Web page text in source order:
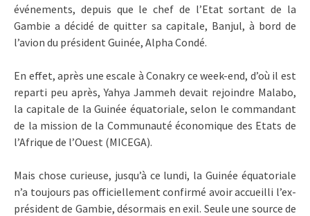
événements, depuis que le chef de l’Etat sortant de la
Gambie a décidé de quitter sa capitale, Banjul, à bord de
l’avion du président Guinée, Alpha Condé.
En effet, après une escale à Conakry ce week-end, d’où il est
reparti peu après, Yahya Jammeh devait rejoindre Malabo,
la capitale de la Guinée équatoriale, selon le commandant
de la mission de la Communauté économique des Etats de
l’Afrique de l’Ouest (MICEGA).
Mais chose curieuse, jusqu’à ce lundi, la Guinée équatoriale
n’a toujours pas officiellement confirmé avoir accueilli l’ex-
président de Gambie, désormais en exil. Seule une source de